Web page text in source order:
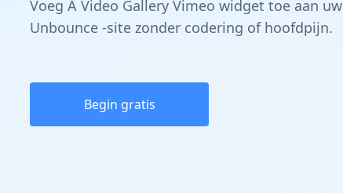
Voeg A Video Gallery Vimeo widget toe aan uw
Unbounce -site zonder codering of hoofdpijn.
Begin gratis